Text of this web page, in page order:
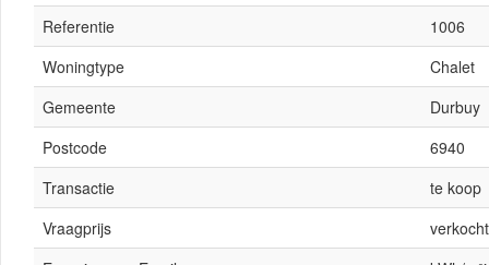
Referentie
1006
Woningtype
Chalet
Gemeente
Durbuy
Postcode
6940
Transactie
te koop
Vraagprijs
verkocht